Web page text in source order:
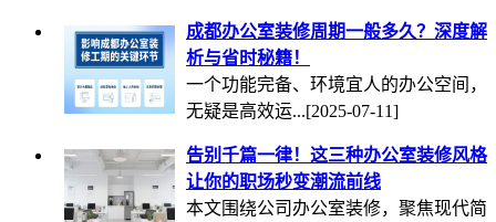
成都办公室装修周期一般多久？深度解
析与省时秘籍！
一个功能完备、环境宜人的办公空间，
无疑是高效运...[2025-07-11]
告别千篇一律！这三种办公室装修风格
让你的职场秒变潮流前线
本文围绕公司办公室装修，聚焦现代简